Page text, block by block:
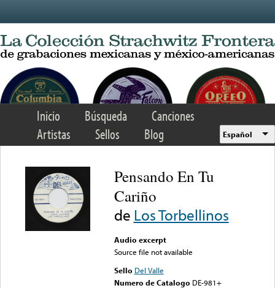
Inicio Búsqueda
Canciones
Artistas
Sellos Blog Español
Pensando En Tu
Cariño
de Los Torbellinos
Audio excerpt
Source file not available
Sello Del Valle
Numero de Catalogo DE-981+